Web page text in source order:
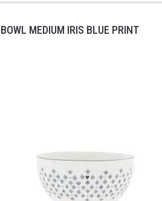
BOWL MEDIUM IRIS BLUE PRINT